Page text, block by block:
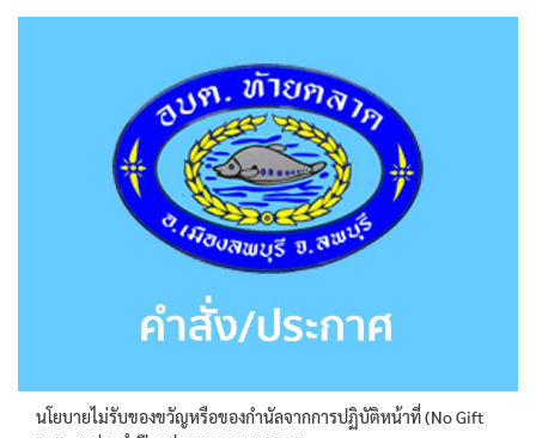
นโยบายไม่รับของขวัญหรือของกำนัลจากการปฏิบัติหน้าที่ (No Gift